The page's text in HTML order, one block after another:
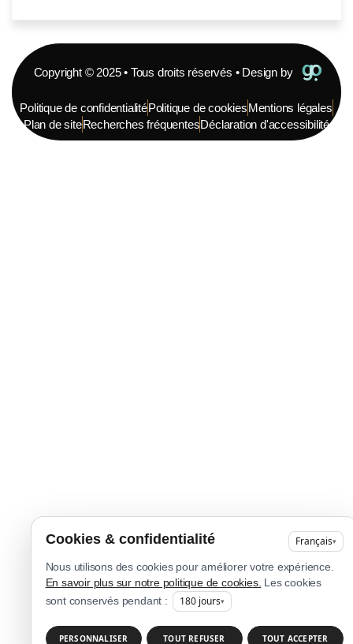
Copyright © 2025 • Tous droits réservés • Design by
Politique de confidentialitéPolitique de cookiesMentions légales
Plan de siteRecherches fréquentesDéclaration d'accessibilité
Cookies & confidentialité Français▾
Nous utilisons des cookies pour améliorer votre expérience.
En savoir plus sur notre politique de cookies. Les cookies
sont conservés pendant :
180 jours▾
PERSONNALISER TOUT REFUSER TOUT ACCEPTER